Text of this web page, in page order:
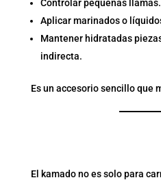
Controlar pequeñas llamas.
Aplicar marinados o
Mantener hidratadas
indirecta.
Es un accesorio sencillo que
El kamado no es solo para